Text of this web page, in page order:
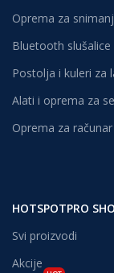
Oprema za
Bluetooth slušalice
Postolja i kuleri za
Alati i oprema za
Oprema za računar
HOTSPOTPRO
Svi proizvodi
Akcije